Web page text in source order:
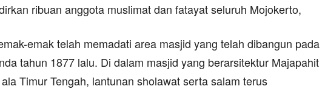
ribuan anggota muslimat dan fatayat seluruh Mojokerto,
emak telah memadati area masjid yang telah dibangun pada
tahun 1877 lalu. Di dalam masjid yang berarsitektur Majapahit
Timur Tengah, lantunan sholawat serta salam terus